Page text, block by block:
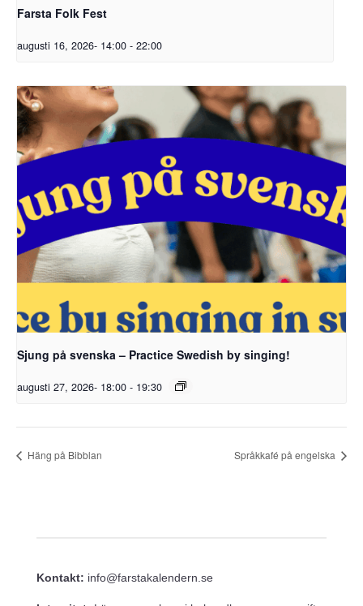
Farsta Folk Fest
augusti 16, 2026- 14:00 - 22:00
Sjung på svenska – Practice Swedish by singing!
augusti 27, 2026- 18:00 - 19:30
Häng på Bibblan Språkkafé på engelska
Kontakt: info@farstakalendern.se